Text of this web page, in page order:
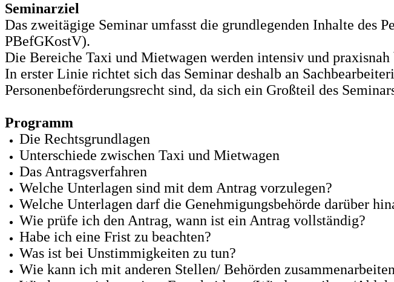
Seminarziel
Das zweitägige Seminar umfasst die grundlegenden Inhalte des
PBefGKostV).
Die Bereiche Taxi und Mietwagen werden intensiv und praxisnah
In erster Linie richtet sich das Seminar deshalb an
Personenbeförderungsrecht sind, da sich ein Großteil des
Programm
Die Rechtsgrundlagen
Unterschiede zwischen Taxi und Mietwagen
Das Antragsverfahren
Welche Unterlagen sind mit dem Antrag vorzulegen?
Welche Unterlagen darf die Genehmigungsbehörde darüber
Wie prüfe ich den Antrag, wann ist ein Antrag vollständig?
Habe ich eine Frist zu beachten?
Was ist bei Unstimmigkeiten zu tun?
Wie kann ich mit anderen Stellen/ Behörden